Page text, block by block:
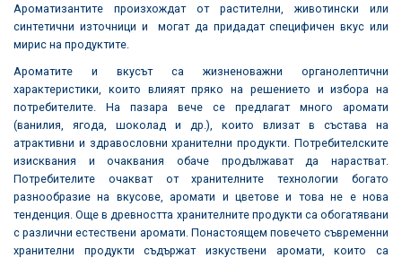
Ароматизантите произхождат от растителни, животински или
синтетични източници и могат да придадат специфичен вкус или
мирис на продуктите.
Ароматите и вкусът са жизненоважни органолептични
характеристики, които влияят пряко на решението и избора на
потребителите. На пазара вече се предлагат много аромати
(ванилия, ягода, шоколад и др.), които влизат в състава на
атрактивни и здравословни хранителни продукти. Потребителските
изисквания и очаквания обаче продължават да нарастват.
Потребителите очакват от хранителните технологии богато
разнообразие на вкусове, аромати и цветове и това не е нова
тенденция. Още в древността хранителните продукти са обогатявани
с различни естествени аромати. Понастоящем повечето съвременни
хранителни продукти съдържат изкуствени аромати, които са